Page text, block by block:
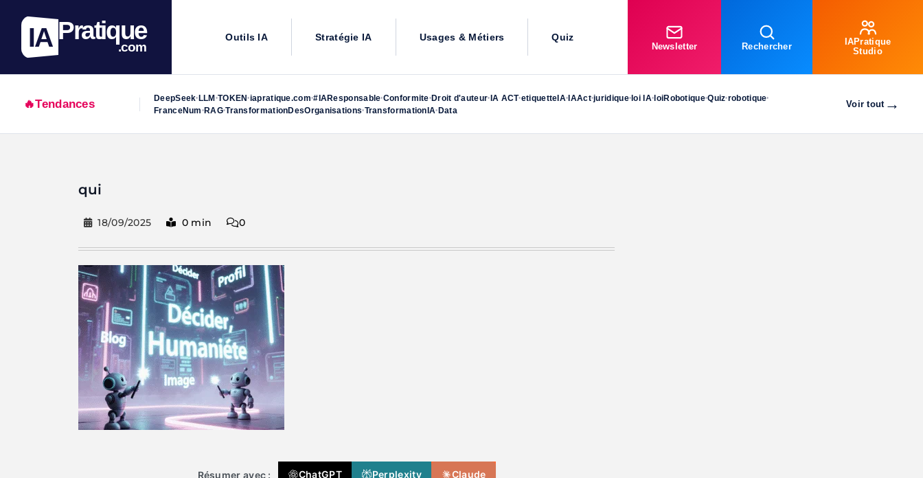
IA Pratique
.com
Outils IA Stratégie IA Usages & Métiers Quiz
Newsletter Rechercher
IAPratique
Studio
🔥Tendances DeepSeek• LLM •TOKEN•iapratique.com•#IAResponsable•Conformite• Droit d'auteur• IA ACT•etiquetteIA• IAAct•juridique• loi IA• loiRobotique•Quiz•robotique•
FranceNum • RAG•TransformationDesOrganisations•TransformationIA• Data
Voir tout→
qui
18/09/2025 0 min 0
Résumer avec : ChatGPT Perplexity Claude